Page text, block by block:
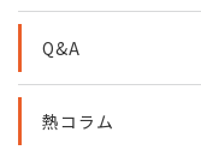
Q&A
熱コラム